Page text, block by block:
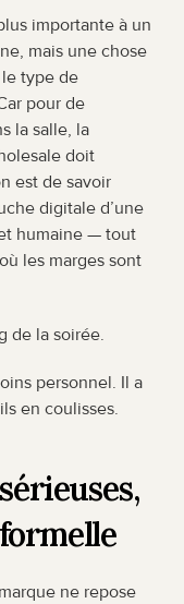
importante à un
mais une chose
type de
pour de
la salle, la
doit
est de savoir
digitale d’une
humaine — tout
les marges sont
de la soirée.
personnel. Il a
en coulisses.
ne repose